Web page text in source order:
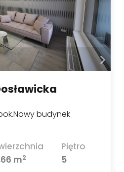
budynek
m2
Piętro
5